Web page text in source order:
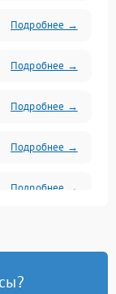
другие
Подробнее →
Подробнее →
Подробнее →
Подробнее →
Подробнее →